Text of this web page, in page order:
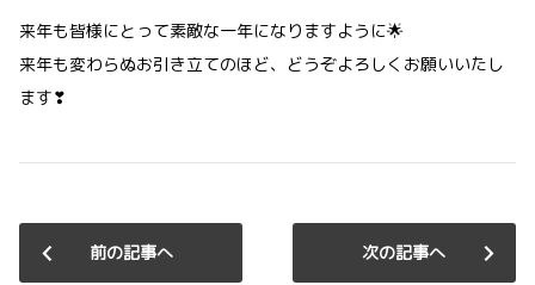
来年も皆様にとって素敵な一年になりますように🌟
来年も変わらぬお引き立てのほど、どうぞよろしくお願いいたし
ます❣
前の記事へ 次の記事へ